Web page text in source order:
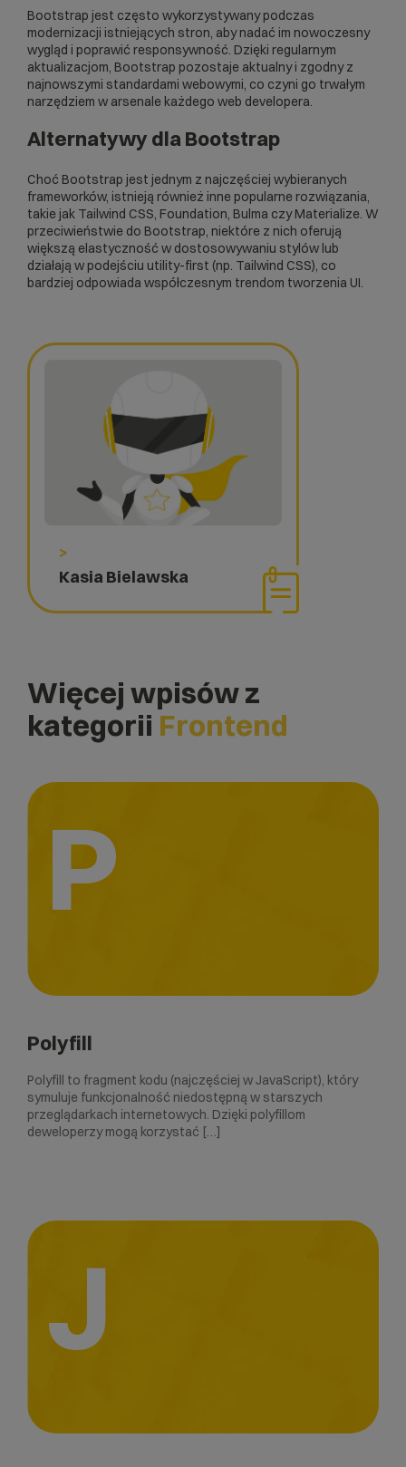
>
Kasia Bielawska
Bootstrap jest często wykorzystywany podczas
modernizacji istniejących stron, aby nadać im nowoczesny
wygląd i poprawić responsywność. Dzięki regularnym
aktualizacjom, Bootstrap pozostaje aktualny i zgodny z
najnowszymi standardami webowymi, co czyni go trwałym
narzędziem w arsenale każdego web developera.
Alternatywy dla Bootstrap
Choć Bootstrap jest jednym z najczęściej wybieranych
frameworków, istnieją również inne popularne rozwiązania,
takie jak Tailwind CSS, Foundation, Bulma czy Materialize. W
przeciwieństwie do Bootstrap, niektóre z nich oferują
większą elastyczność w dostosowywaniu stylów lub
działają w podejściu utility-first (np. Tailwind CSS), co
bardziej odpowiada współczesnym trendom tworzenia UI.
Więcej wpisów z
kategorii Frontend
P
Polyfill
Polyfill to fragment kodu (najczęściej w JavaScript), który
symuluje funkcjonalność niedostępną w starszych
przeglądarkach internetowych. Dzięki polyfillom
deweloperzy mogą korzystać […]
J